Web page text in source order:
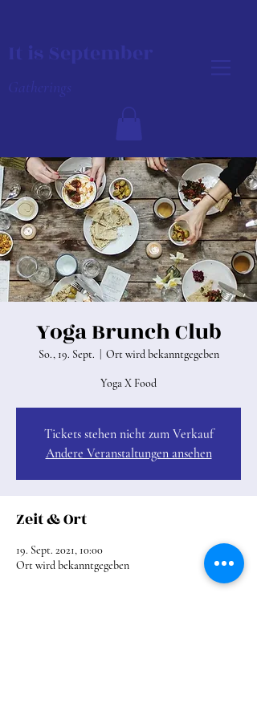
It is September
Gatherings
Yoga Brunch Club
So., 19. Sept. Ort wird bekanntgegeben
Yoga X Food
Tickets stehen nicht zum Verkauf
Andere Veranstaltungen ansehen
Zeit & Ort
19. Sept. 2021, 10:00
Ort wird bekanntgegeben